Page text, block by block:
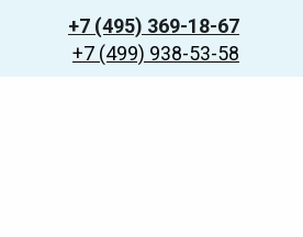
+7 (495) 369-18-67
+7 (499) 938-53-58